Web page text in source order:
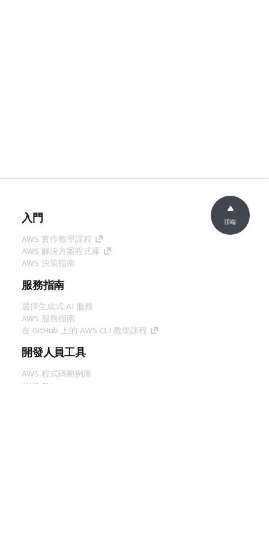
入門
AWS 實作教學課程
AWS 解決方案程式庫
AWS 決策指南
服務指南
選擇生成式 AI 服務
AWS 服務指南
在 GitHub 上的 AWS CLI 教學課程
開發人員工具
AWS 程式碼範例庫
AWS CLI
頂端